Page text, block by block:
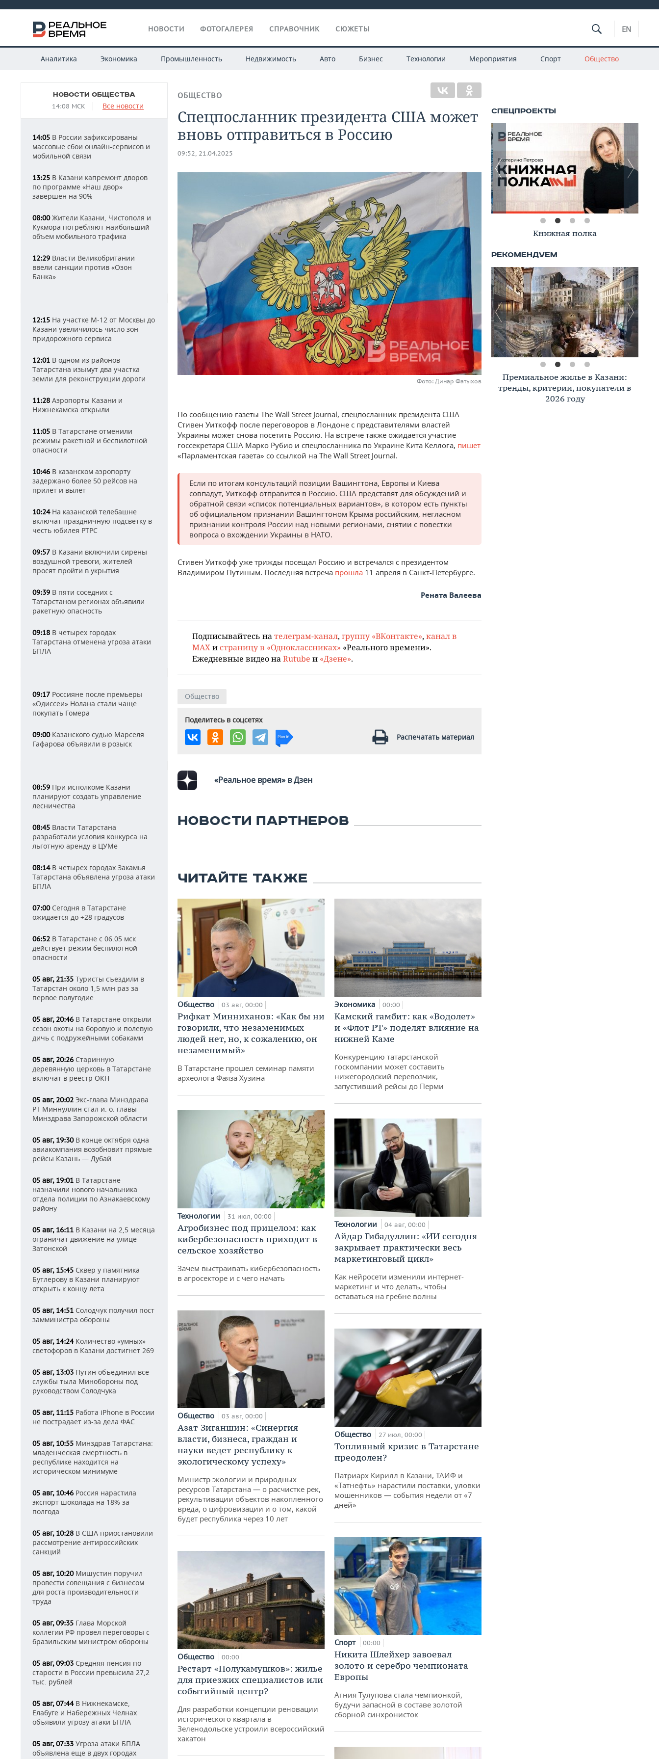
НОВОСТИ ФОТОГАЛЕРЕЯ СПРАВОЧНИК СЮЖЕТЫ EN
Аналитика Экономика Промышленность Недвижимость Авто Бизнес Технологии Мероприятия Спорт Общество
НОВОСТИ ОБЩЕСТВА
14:08 МСК Все новости
14:05 В России зафиксированы
массовые сбои онлайн-сервисов и
мобильной связи
13:25 В Казани капремонт дворов
по программе «Наш двор»
завершен на 90%
08:00Жители Казани, Чистополя и
Кукмора потребляют наибольший
объем мобильного трафика
12:29 Власти Великобритании
ввели санкции против «Озон
Банка»
12:15 На участке М-12 от Москвы до
Казани увеличилось число зон
придорожного сервиса
12:01 В одном из районов
Татарстана изымут два участка
земли для реконструкции дороги
11:28 Аэропорты Казани и
Нижнекамска открыли
11:05 В Татарстане отменили
режимы ракетной и беспилотной
опасности
10:46 В казанском аэропорту
задержано более 50 рейсов на
прилет и вылет
10:24На казанской телебашне
включат праздничную подсветку в
честь юбилея РТРС
09:57 В Казани включили сирены
воздушной тревоги, жителей
просят пройти в укрытия
09:39 В пяти соседних с
Татарстаном регионах объявили
ракетную опасность
09:18 В четырех городах
Татарстана отменена угроза атаки
БПЛА
09:17 Россияне после премьеры
«Одиссеи» Нолана стали чаще
покупать Гомера
09:00Казанского судью Марселя
Гафарова объявили в розыск
08:59 При исполкоме Казани
планируют создать управление
лесничества
08:45 Власти Татарстана
разработали условия конкурса на
льготную аренду в ЦУМе
08:14В четырех городах Закамья
Татарстана объявлена угроза атаки
БПЛА
07:00Сегодня в Татарстане
ожидается до +28 градусов
06:52 В Татарстане с 06.05 мск
действует режим беспилотной
опасности
05 авг, 21:35 Туристы съездили в
Татарстан около 1,5 млн раз за
первое полугодие
05 авг, 20:46 В Татарстане открыли
сезон охоты на боровую и полевую
дичь с подружейными собаками
05 авг, 20:26 Старинную
деревянную церковь в Татарстане
включат в реестр ОКН
05 авг, 20:02 Экс-глава Минздрава
РТ Миннуллин стал и. о. главы
Минздрава Запорожской области
05 авг, 19:30В конце октября одна
авиакомпания возобновит прямые
рейсы Казань — Дубай
05 авг, 19:01 В Татарстане
назначили нового начальника
отдела полиции по Азнакаевскому
району
05 авг, 16:11 В Казани на 2,5 месяца
ограничат движение на улице
Затонской
05 авг, 15:45 Сквер у памятника
Бутлерову в Казани планируют
открыть к концу лета
05 авг, 14:51 Солодчук получил пост
замминистра обороны
05 авг, 14:24Количество «умных»
светофоров в Казани достигнет 269
05 авг, 13:03 Путин объединил все
службы тыла Минобороны под
руководством Солодчука
05 авг, 11:15 Работа iPhone в России
не пострадает из-за дела ФАС
05 авг, 10:55 Минздрав Татарстана:
младенческая смертность в
республике находится на
историческом минимуме
05 авг, 10:46 Россия нарастила
экспорт шоколада на 18% за
полгода
05 авг, 10:28 В США приостановили
рассмотрение антироссийских
санкций
05 авг, 10:20Мишустин поручил
провести совещания с бизнесом
для роста производительности
труда
05 авг, 09:35 Глава Морской
коллегии РФ провел переговоры с
бразильским министром обороны
05 авг, 09:03 Средняя пенсия по
старости в России превысила 27,2
тыс. рублей
05 авг, 07:44В Нижнекамске,
Елабуге и Набережных Челнах
объявили угрозу атаки БПЛА
05 авг, 07:33 Угроза атаки БПЛА
объявлена еще в двух городах
ОБЩЕСТВО
Спецпосланник президента США может
вновь отправиться в Россию
09:52, 21.04.2025
Фото: Динар Фатыхов
По сообщению газеты The Wall Street Journal, спецпосланник президента США
Стивен Уиткофф после переговоров в Лондоне с представителями властей
Украины может снова посетить Россию. На встрече также ожидается участие
госсекретаря США Марко Рубио и спецпосланника по Украине Кита Келлога, пишет
«Парламентская газета» со ссылкой на The Wall Street Journal.
Если по итогам консультаций позиции Вашингтона, Европы и Киева
совпадут, Уиткофф отправится в Россию. США представят для обсуждений и
обратной связи «список потенциальных вариантов», в котором есть пункты
об официальном признании Вашингтоном Крыма российским, негласном
признании контроля России над новыми регионами, снятии с повестки
вопроса о вхождении Украины в НАТО.
Стивен Уиткофф уже трижды посещал Россию и встречался с президентом
Владимиром Путиным. Последняя встреча прошла 11 апреля в Санкт-Петербурге.
Рената Валеева
Подписывайтесь нателеграм-канал, группу «ВКонтакте», канал в
MAXи страницу в «Одноклассниках» «Реального времени».
Ежедневные видео наRutube и «Дзене».
Общество
Поделитесь в соцсетях
Распечатать материал
«Реальное время» в Дзен
НОВОСТИ ПАРТНЕРОВ
ЧИТАЙТЕ ТАКЖЕ
Общество 03 авг, 00:00
Рифкат Минниханов: «Как бы ни
говорили, что незаменимых
людей нет, но, к сожалению, он
незаменимый»
В Татарстане прошел семинар памяти
археолога Фаяза Хузина
Технологии 31 июл, 00:00
Агробизнес под прицелом: как
кибербезопасность приходит в
сельское хозяйство
Зачем выстраивать кибербезопасность
в агросекторе и с чего начать
Общество 03 авг, 00:00
Азат Зиганшин: «Синергия
власти, бизнеса, граждан и
науки ведет республику к
экологическому успеху»
Министр экологии и природных
ресурсов Татарстана — о расчистке рек,
рекультивации объектов накопленного
вреда, о цифровизации и о том, какой
будет республика через 10 лет
Общество 00:00
Рестарт «Полукамушков»: жилье
для приезжих специалистов или
событийный центр?
Для разработки концепции реновации
исторического квартала в
Зеленодольске устроили всероссийский
хакатон
Экономика 00:00
Камский гамбит: как «Водолет»
и «Флот РТ» поделят влияние на
нижней Каме
Конкуренцию татарстанской
госкомпании может составить
нижегородский перевозчик,
запустивший рейсы до Перми
Технологии 04 авг, 00:00
Айдар Гибадуллин: «ИИ сегодня
закрывает практически весь
маркетинговый цикл»
Как нейросети изменили интернет-
маркетинг и что делать, чтобы
оставаться на гребне волны
Общество 27 июл, 00:00
Топливный кризис в Татарстане
преодолен?
Патриарх Кирилл в Казани, ТАИФ и
«Татнефть» нарастили поставки, уловки
мошенников — события недели от «7
дней»
Спорт 00:00
Никита Шлейхер завоевал
золото и серебро чемпионата
Европы
Агния Тулупова стала чемпионкой,
будучи запасной в составе золотой
сборной синхронисток
Книжная полка
Премиальное жилье в Казани:
тренды, критерии, покупатели в
2026 году